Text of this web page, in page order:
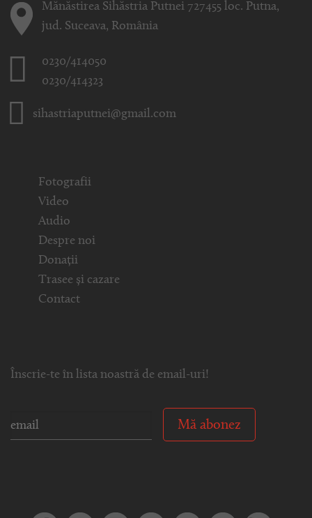
Mănăstirea Sihăstria Putnei 727455 loc. Putna,
jud. Suceava, România
0230/414050
0230/414323
sihastriaputnei@gmail.com
Fotografii
Video
Audio
Despre noi
Donații
Trasee și cazare
Contact
Înscrie-te în lista noastră de email-uri!
Mă abonez